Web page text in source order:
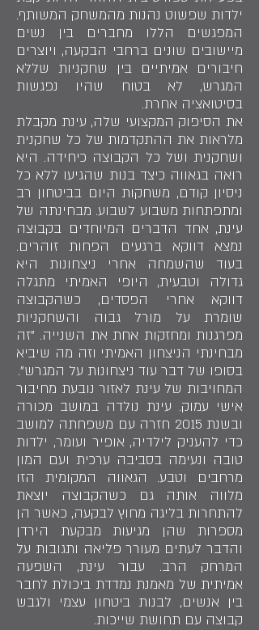
ילדות שפשוט נהנות מהמשחק המשותף.
המפגשים הללו מחברים בין נשים
מיישובים שונים ברחבי הבקעה, ויוצרים
חיבורים אמיתיים בין שחקניות שללא
המגרש, לא בטוח שהיו נפגשות
בסיטואציה אחרת.
את הסיפוק המקצועי שלה, עינת מקבלת
מלראות את ההתקדמות של כל שחקנית
ושחקנית ושל כל הקבוצה כיחידה. היא
רואה בגאווה כיצד בנות שהגיעו ללא כל
ניסיון קודם, משחקות היום בביטחון רב
ומתפתחות משבוע לשבוע. מבחינתה של
עינת, אחד הדברים המיוחדים בקבוצה
נמצא דווקא ברגעים הפחות זוהרים.
בעוד שהשמחה אחרי ניצחונות היא
גדולה וטבעית, היופי האמיתי מתגלה
דווקא אחרי הפסדים, כשהקבוצה
שומרת על מורל גבוה והשחקניות
מפרגנות ומחזקות אחת את השנייה. "זה
מבחינתי הניצחון האמיתי וזה מה שיביא
בסופו של דבר עוד ניצחונות על המגרש".
המחויבות של עינת לאזור נובעת מחיבור
אישי עמוק. עינת נולדה במושב מכורה
ובשנת 2015 חזרה עם משפחתה למושב
כדי להעניק לילדיה, אופיר ועומר, ילדות
טובה ונעימה בסביבה ערכית ועם המון
מרחבים וטבע. הגאווה המקומית הזו
מלווה אותה גם כשהקבוצה יוצאת
להתחרות בליגה מחוץ לבקעה, כאשר הן
מספרות שהן מגיעות מבקעת הירדן
והדבר לעתים מעורר פליאה ותגובות על
המרחק הרב. עבור עינת, השפעה
אמיתית של מאמנת נמדדת ביכולת לחבר
בין אנשים, לבנות ביטחון עצמי ולגבש
קבוצה עם תחושת שייכות.